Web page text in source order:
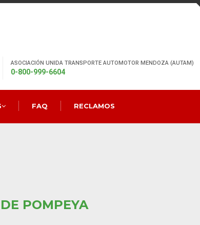
ASOCIACIÓN UNIDA TRANSPORTE AUTOMOTOR MENDOZA (AUTAM)
0-800-999-6604
FAQ RECLAMOS
POMPEYA